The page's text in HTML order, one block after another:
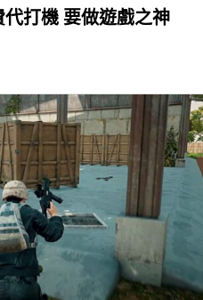
打機 要做遊戲之神